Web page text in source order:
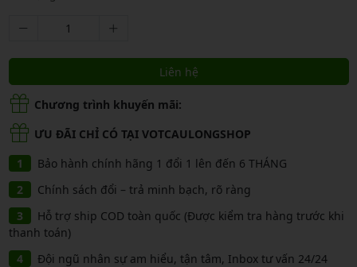
Liên hệ
Chương trình khuyến mãi:
ƯU ĐÃI CHỈ CÓ TẠI VOTCAULONGSHOP
Bảo hành chính hãng 1 đổi 1 lên đến 6 THÁNG
Chính sách đổi – trả minh bạch, rõ ràng
Hỗ trợ ship COD toàn quốc (Được kiểm tra hàng trước khi
thanh toán)
Đội ngũ nhân sự am hiểu, tận tâm, Inbox tư vấn 24/24